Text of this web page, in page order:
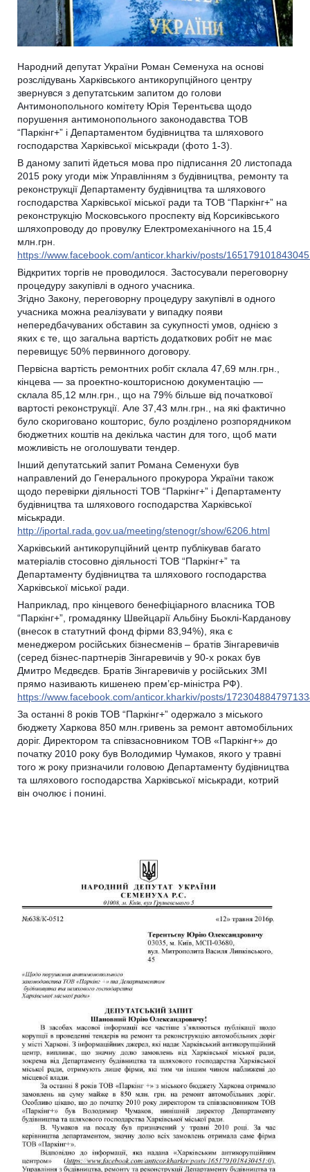
Народний депутат України Роман Семенуха на основі
розслідувань Харківського антикорупційного центру
звернувся з депутатським запитом до голови
Антимонопольного комітету Юрія Терентьєва щодо
порушення антимонопольного законодавства ТОВ
“Паркінг+” і Департаментом будівництва та шляхового
господарства Харківської міськради (фото 1-3).
В даному запиті йдеться мова про підписання 20 листопада
2015 року угоди між Управлінням з будівництва, ремонту та
реконструкції Департаменту будівництва та шляхового
господарства Харківської міської ради та ТОВ “Паркінг+” на
реконструкцію Московського проспекту від Корсиківського
шляхопроводу до провулку Електромеханічного на 15,4
млн.грн.
https://www.facebook.com/anticor.kharkiv/posts/
Відкритих торгів не проводилося. Застосували переговорну
процедуру закупівлі в одного учасника.
Згідно Закону, переговорну процедуру закупівлі в одного
учасника можна реалізувати у випадку появи
непередбачуваних обставин за сукупності умов, однією з
яких є те, що загальна вартість додаткових робіт не має
перевищує 50% первинного договору.
Первісна вартість ремонтних робіт склала 47,69 млн.грн.,
кінцева — за проектно-кошторисною документацію —
склала 85,12 млн.грн., що на 79% більше від початкової
вартості реконструкції. Але 37,43 млн.грн., на які фактично
було скориговано кошторис, було розділено розпорядником
бюджетних коштів на декілька частин для того, щоб мати
можливість не оголошувати тендер.
Інший депутатський запит Романа Семенухи був
направлений до Генерального прокурора України також
щодо перевірки діяльності ТОВ “Паркінг+” і Департаменту
будівництва та шляхового господарства Харківської
міськради.
http://iportal.rada.gov.ua/meeting/stenogr/show/6206.html
Харківський антикорупційний центр публікував багато
матеріалів стосовно діяльності ТОВ “Паркінг+” та
Департаменту будівництва та шляхового господарства
Харківської міської ради.
Наприклад, про кінцевого бенефіціарного власника ТОВ
“Паркінг+”, громадянку Швейцарії Альбіну Бьоклі-Карданову
(внесок в статутний фонд фірми 83,94%), яка є
менеджером російських бізнесменів – братів Зінгаревичів
(серед бізнес-партнерів Зінгаревичів у 90-х роках був
Дмитро Мєдвєдєв. Братів Зінгаревичів у російських ЗМІ
прямо називають кишенею прем’єр-міністра РФ).
https://www.facebook.com/anticor.kharkiv/posts/
За останні 8 років ТОВ “Паркінг+” одержало з міського
бюджету Харкова 850 млн.гривень за ремонт автомобільних
доріг. Директором та співзасновником ТОВ «Паркінг+» до
початку 2010 року був Володимир Чумаков, якого у травні
того ж року призначили головою Департаменту будівництва
та шляхового господарства Харківської міськради, котрий
він очолює і понині.